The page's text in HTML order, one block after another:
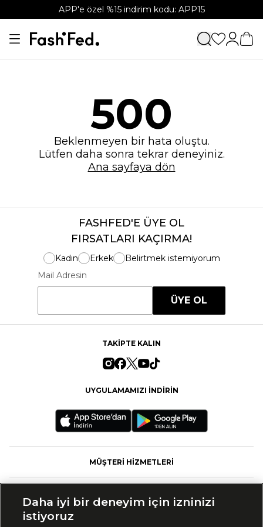
APP'e özel %15 indirim kodu: APP15
500
Beklenmeyen bir hata oluştu.
Lütfen daha sonra tekrar deneyiniz.
Ana sayfaya dön
FASHFED'E ÜYE OL
FIRSATLARI KAÇIRMA!
Kadın Erkek
Belirtmek istemiyorum
Mail Adresin
ÜYE OL
TAKİPTE KALIN
UYGULAMAMIZI İNDİRİN
MÜŞTERİ HİZMETLERİ
Daha iyi bir deneyim için izninizi
istiyoruz